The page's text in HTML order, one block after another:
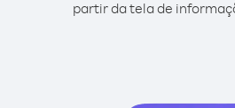
partir da tela de